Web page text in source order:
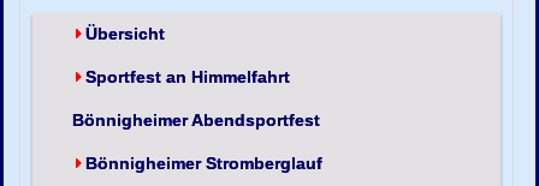
Übersicht
Sportfest an Himmelfahrt
Bönnigheimer Abendsportfest
Bönnigheimer Stromberglauf